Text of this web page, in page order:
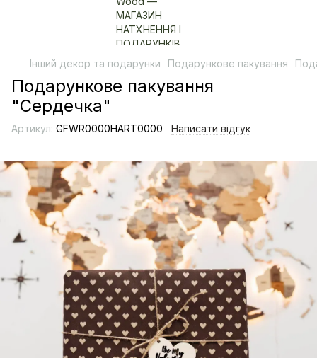
Інший декор та подарунки Подарункове пакування
Подарункове пакування
"Сердечка"
Артикул: GFWR0000HART0000 Написати відгук